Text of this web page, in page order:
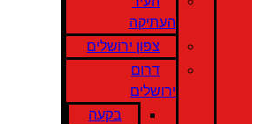
העתיקה
צפון ירושלים
דרום
ירושלים
בקעה